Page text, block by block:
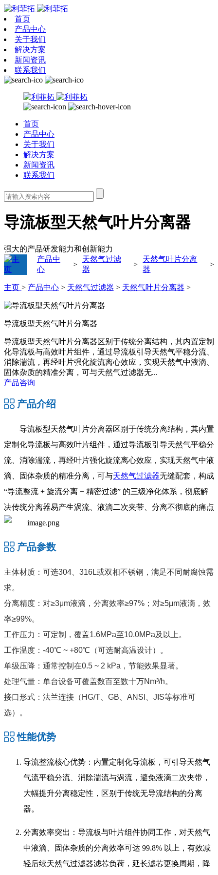
首页
产品中心
关于我们
解决方案
新闻资讯
联系我们
首页
产品中心
关于我们
解决方案
新闻资讯
联系我们
导流板型天然气叶片分离器
强大的产品研发能力和创新能力
产品中
心
>
天然气过滤
器
>
天然气叶片分离
器
>
主页 > 产品中心 > 天然气过滤器 > 天然气叶片分离器 >
导流板型天然气叶片分离器
导流板型天然气叶片分离器区别于传统分离结构，其内置定制
化导流板与高效叶片组件，通过导流板引导天然气平稳分流、
消除湍流，再经叶片强化旋流离心效应，实现天然气中液滴、
固体杂质的精准分离，可与天然气过滤器无...
产品咨询
产品介绍
导流板型天然气叶片分离器区别于传统分离结构，其内置
定制化导流板与高效叶片组件，通过导流板引导天然气平稳分
流、消除湍流，再经叶片强化旋流离心效应，实现天然气中液
滴、固体杂质的精准分离，可与天然气过滤器无缝配套，构成
“导流整流 + 旋流分离 + 精密过滤” 的三级净化体系，彻底解
决传统分离器易产生涡流、液滴二次夹带、分离不彻底的痛点
产品参数
主体材质：可选304、316L或双相不锈钢，满足不同耐腐蚀需
求。
分离精度：对≥3μm液滴，分离效率≥97%；对≥5μm液滴，效
率≥99%。
工作压力：可定制，覆盖1.6MPa至10.0MPa及以上。
工作温度：-40℃ ~ +80℃（可选耐高温设计）。
单级压降：通常控制在0.5 ~ 2 kPa，节能效果显著。
处理气量：单台设备可覆盖数百至数十万Nm³/h。
接口形式：法兰连接（HG/T、GB、ANSI、JIS等标准可
选）。
性能优势
导流整流核心优势：内置定制化导流板，可引导天然气
气流平稳分流、消除湍流与涡流，避免液滴二次夹带，
大幅提升分离稳定性，区别于传统无导流结构的分离
器。
分离效率突出：导流板与叶片组件协同工作，对天然气
中液滴、固体杂质的分离效率可达 99.8% 以上，有效减
轻后续天然气过滤器滤芯负荷，延长滤芯更换周期，降